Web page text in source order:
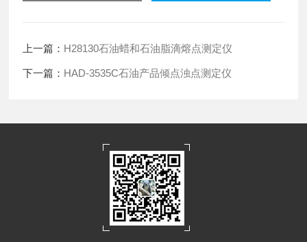
上一篇： H28130石油蜡和石油脂滴熔点测定仪
下一篇： HAD-3535C石油产品倾点浊点测定仪